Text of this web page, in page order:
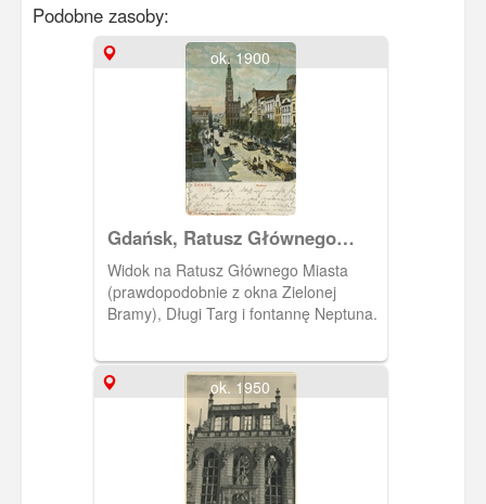
Podobne zasoby:
ok. 1900
Gdańsk, Ratusz Głównego
Miasta
Widok na Ratusz Głównego Miasta
(prawdopodobnie z okna Zielonej
Bramy), Długi Targ i fontannę Neptuna.
ok. 1950